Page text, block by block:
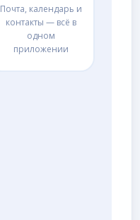
Почта, календарь и
контакты — всё в
одном
приложении